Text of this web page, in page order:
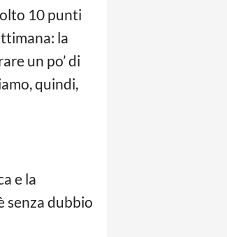
10 punti
la
un po’ di
quindi,
e la
senza dubbio